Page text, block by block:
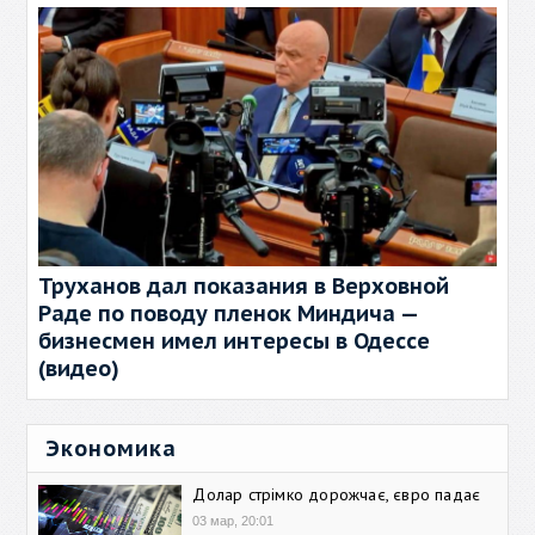
Труханов дал показания в Верховной
Раде по поводу пленок Миндича —
бизнесмен имел интересы в Одессе
(видео)
Экономика
Долар стрімко дорожчає, євро падає
03 мар, 20:01